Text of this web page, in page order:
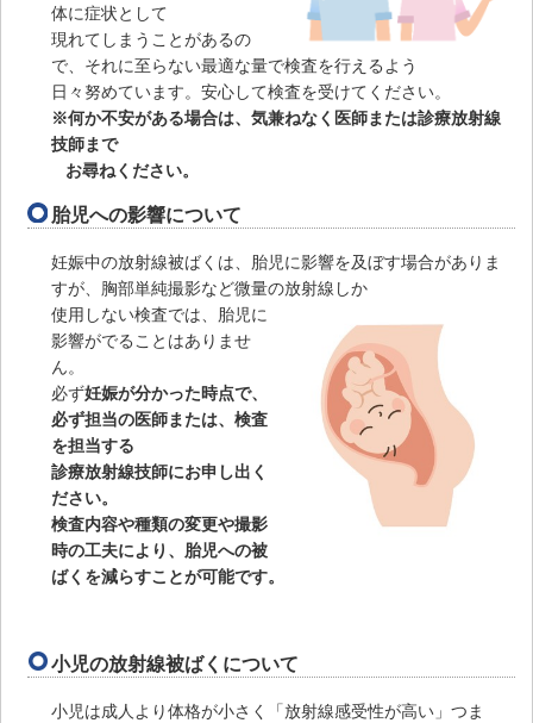
体に症状として
現れてしまうことがあるの
で、それに至らない最適な量で検査を行えるよう
日々努めています。安心して検査を受けてください。
※何か不安がある場合は、気兼ねなく医師または診療放射線
技師まで
お尋ねください。
胎児への影響について
妊娠中の放射線被ばくは、胎児に影響を及ぼす場合がありま
すが、胸部単純撮影など微量の放射線しか
使用しない検査では、胎児に
影響がでることはありませ
ん。
必ず妊娠が分かった時点で、
必ず担当の医師または、検査
を担当する
診療放射線技師にお申し出く
ださい。
検査内容や種類の変更や撮影
時の工夫により、胎児への被
ばくを減らすことが可能です。
小児の放射線被ばくについて
小児は成人より体格が小さく「放射線感受性が高い」つま